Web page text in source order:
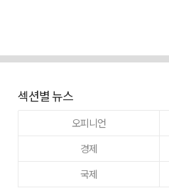
섹션별 뉴스
오피니언
경제
국제